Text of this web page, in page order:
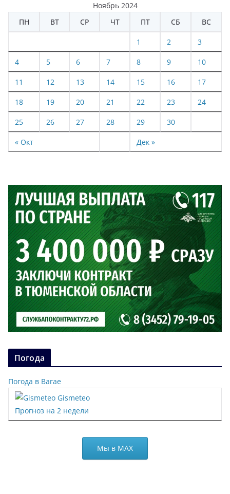
Ноябрь 2024
ПН
ВТ СР ЧТ ПТ СБ ВС
« Окт Дек »
1 2 3
4 5 6 7 8 9 10
11 12 13 14 15 16 17
18 19 20 21 22 23 24
25 26 27 28 29 30
Погода
Погода в Вагае
Gismeteo
Прогноз на 2 недели
Мы в МАХ